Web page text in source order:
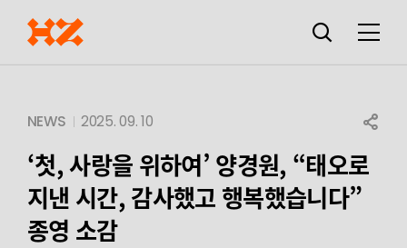
검색창
열기
메뉴
NEWS 2025. 09. 10 SHARE
‘첫, 사랑을 위하여’ 양경원, “태오로
지낸 시간, 감사했고 행복했습니다”
종영 소감